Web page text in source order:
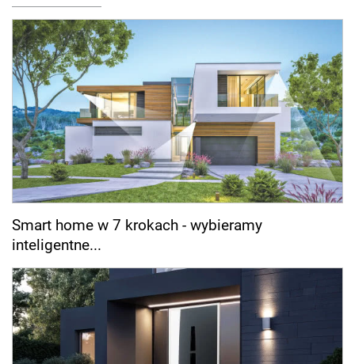
Smart home w 7 krokach - wybieramy
inteligentne...